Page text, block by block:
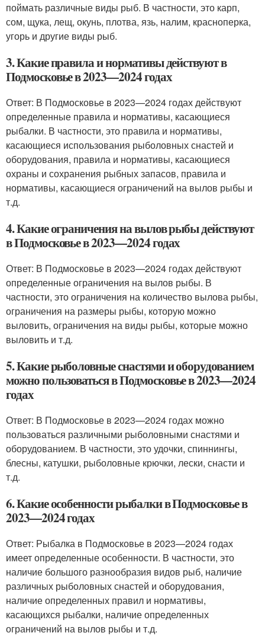
поймать различные виды рыб. В частности, это карп,
сом, щука, лещ, окунь, плотва, язь, налим, красноперка,
угорь и другие виды рыб.
3. Какие правила и нормативы действуют в
Подмосковье в 2023—2024 годах
Ответ: В Подмосковье в 2023—2024 годах действуют
определенные правила и нормативы, касающиеся
рыбалки. В частности, это правила и нормативы,
касающиеся использования рыболовных снастей и
оборудования, правила и нормативы, касающиеся
охраны и сохранения рыбных запасов, правила и
нормативы, касающиеся ограничений на вылов рыбы и
т.д.
4. Какие ограничения на вылов рыбы действуют
в Подмосковье в 2023—2024 годах
Ответ: В Подмосковье в 2023—2024 годах действуют
определенные ограничения на вылов рыбы. В
частности, это ограничения на количество вылова рыбы,
ограничения на размеры рыбы, которую можно
выловить, ограничения на виды рыбы, которые можно
выловить и т.д.
5. Какие рыболовные снастями и оборудованием
можно пользоваться в Подмосковье в 2023—2024
годах
Ответ: В Подмосковье в 2023—2024 годах можно
пользоваться различными рыболовными снастями и
оборудованием. В частности, это удочки, спиннингы,
блесны, катушки, рыболовные крючки, лески, снасти и
т.д.
6. Какие особенности рыбалки в Подмосковье в
2023—2024 годах
Ответ: Рыбалка в Подмосковье в 2023—2024 годах
имеет определенные особенности. В частности, это
наличие большого разнообразия видов рыб, наличие
различных рыболовных снастей и оборудования,
наличие определенных правил и нормативы,
касающихся рыбалки, наличие определенных
ограничений на вылов рыбы и т.д.